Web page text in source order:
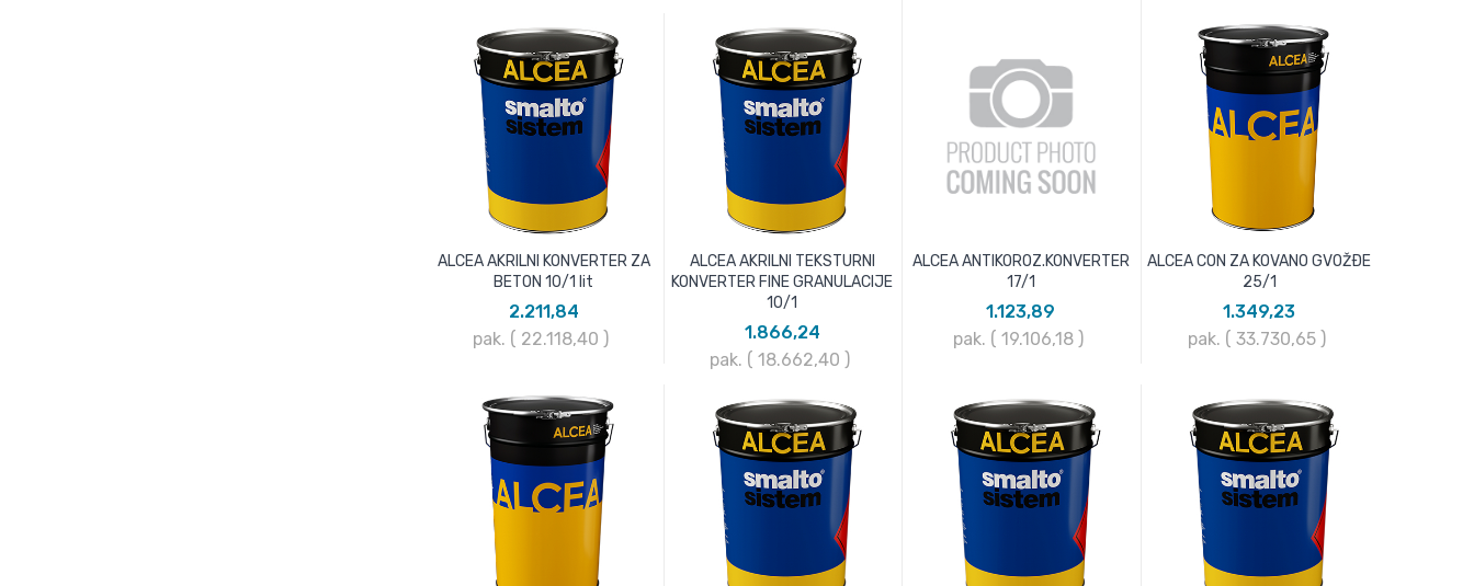
ALCEA AKRILNI KONVERTER ZA
BETON 10/1 lit
2.211,84
pak. ( 22.118,40 )
ALCEA AKRILNI TEKSTURNI
KONVERTER FINE GRANULACIJE
10/1
1.866,24
pak. ( 18.662,40 )
ALCEA ANTIKOROZ.KONVERTER
17/1
1.123,89
pak. ( 19.106,18 )
ALCEA CON ZA KOVANO GVOŽÐE
25/1
1.349,23
pak. ( 33.730,65 )